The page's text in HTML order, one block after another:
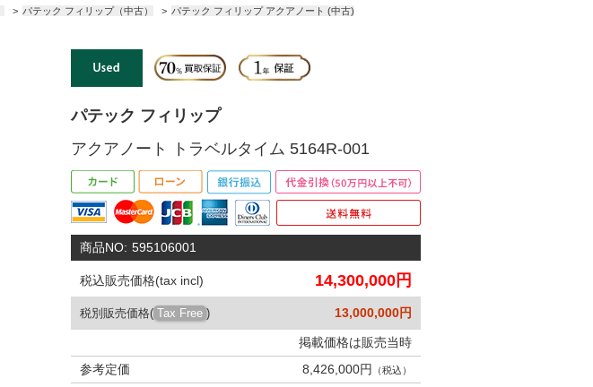
> パテック フィリップ（中古） > パテック フィリップ アクアノート (中古)
パテック フィリップ
アクアノート トラベルタイム 5164R-001
商品NO: 595106001
税込販売価格(tax incl) 14,300,000円
税別販売価格( Tax Free ) 13,000,000円
掲載価格は販売当時
参考定価
8,426,000円 （税込）